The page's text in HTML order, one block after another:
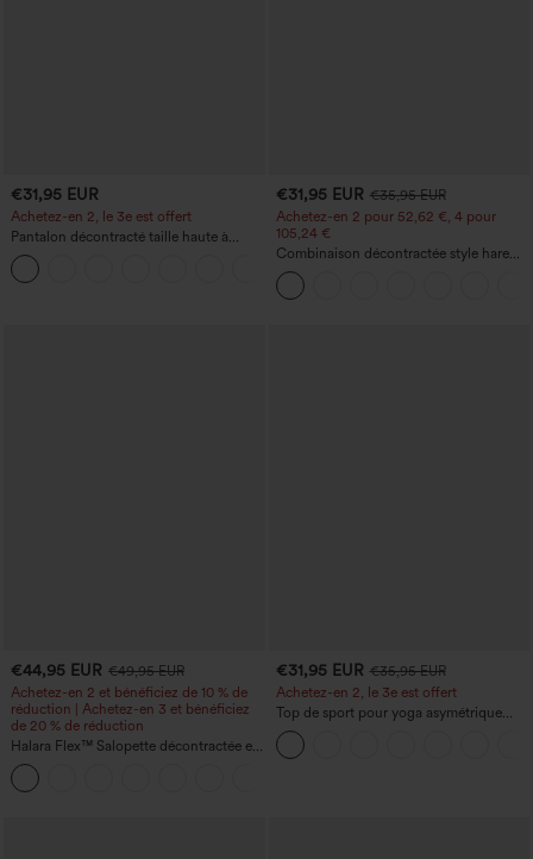
€31,95 EUR
Achetez-en 2, le 3e est offert
Pantalon décontracté taille haute à
cordon, coupe large en mélange de lin,
avec poches
€31,95 EUR €35,95 EUR
Achetez-en 2 pour 52,62 €, 4 pour
105,24 €
Combinaison décontractée style harem,
encolure en U et poche - Édition Easy
Peezy
€44,95 EUR €49,95 EUR
Achetez-en 2 et bénéficiez de 10 % de
réduction | Achetez-en 3 et bénéficiez
de 20 % de réduction
Halara Flex™ Salopette décontractée en
denim lavé à encolure en V avec poche
€31,95 EUR €35,95 EUR
Achetez-en 2, le 3e est offert
Top de sport pour yoga asymétrique
(une épaule) à manches longues avec
ouverture pour le pouce, ourlet arrondi
haut-bas, séchage rapide, soutien-gorge